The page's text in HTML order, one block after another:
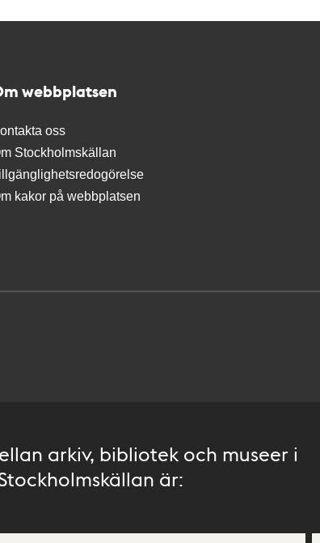
webbplatsen
oss
Stockholmskällan
kakor på webbplatsen
arkiv, bibliotek och museer i
är: